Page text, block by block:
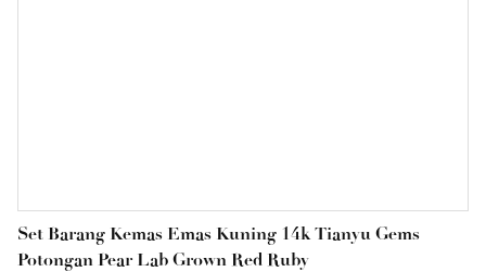
Set Barang Kemas Emas Kuning 14k Tianyu Gems
Potongan Pear Lab Grown Red Ruby